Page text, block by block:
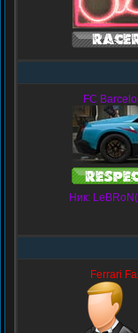
FC
Ник:
Ferrari